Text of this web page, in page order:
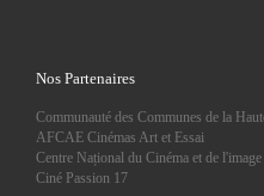
Nos Partenaires
Communauté des Communes de la
AFCAE Cinémas Art et Essai
Centre Național du Cinéma et de l'image
Ciné Passion 17